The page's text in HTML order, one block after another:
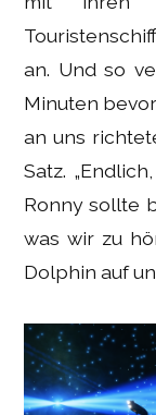
an. Und so
Minuten
an uns
Satz.
Ronny sollte
was wir zu
Dolphin auf